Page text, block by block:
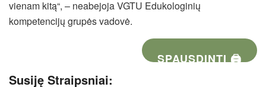
vienam kitą“, – neabejoja VGTU Edukologinių
kompetencijų grupės vadovė.
SPAUSDINTI 🖨
Susiję Straipsniai: